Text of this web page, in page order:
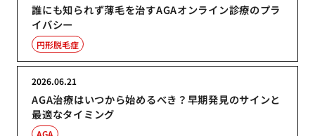
誰にも知られず薄毛を治すAGAオンライン診療のプラ
イバシー
円形脱毛症
AGA治療はいつから始めるべき？早期発見のサインと
最適なタイミング
2026.06.21